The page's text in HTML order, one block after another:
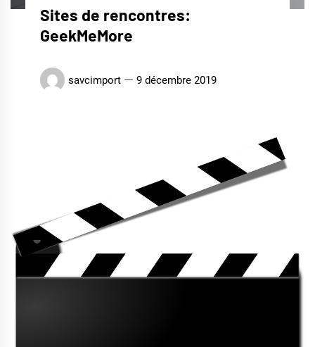
Sites de rencontres:
GeekMeMore
savcimport 9 décembre 2019